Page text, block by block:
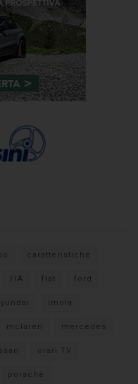
caratteristiche
FIA fiat ford
imola
mclaren mercedes
orari TV
porsche